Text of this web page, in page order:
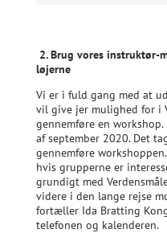
2. Brug vores instruktør-
løjerne
Vi er i fuld gang med at
vil give jer mulighed for i
gennemføre en
af september 2020. Det
gennemføre
hvis grupperne er
grundigt med
videre i den lange rejse
fortæller Ida Bratting
telefonen og kalenderen.